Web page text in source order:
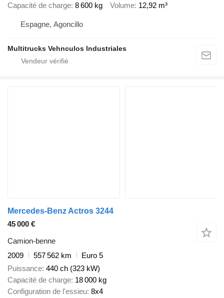
Capacité de charge 8 600 kg Volume 12,92 m³
Espagne, Agoncillo
Multitrucks Vehnculos Industriales
Mercedes-Benz Actros 3244
45 000 €
Camion-benne
2009
557 562 km
Euro 5
Puissance 440 ch (323 kW)
Capacité de charge 18 000 kg
Configuration de l'essieu 8x4